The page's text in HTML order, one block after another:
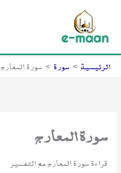
المحتوى
الرئيسية سورة سورة المعارج
سورة المعارج
قراءة سورة المعارج مع التفسير